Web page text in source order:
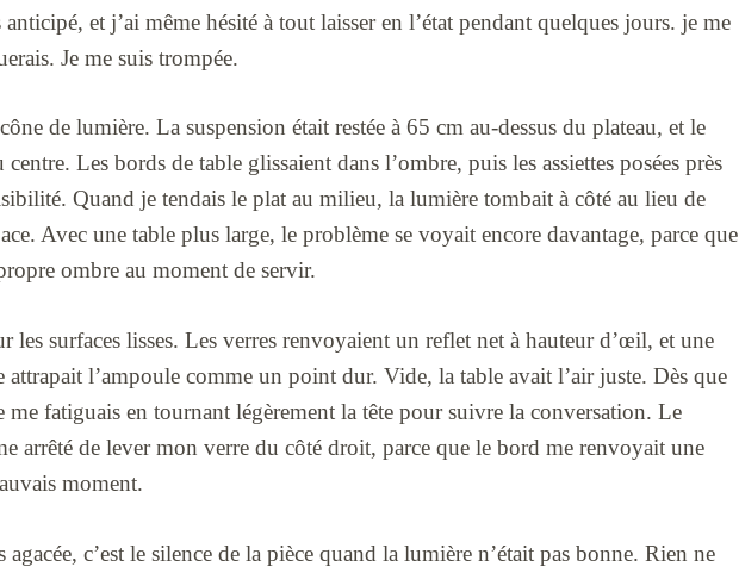
anticipé, et j’ai même hésité à tout laisser en l’état pendant quelques jours. je me
Je me suis trompée.
de lumière. La suspension était restée à 65 cm au-dessus du plateau, et le
Les bords de table glissaient dans l’ombre, puis les assiettes posées près
Quand je tendais le plat au milieu, la lumière tombait à côté au lieu de
Avec une table plus large, le problème se voyait encore davantage, parce que
ombre au moment de servir.
les surfaces lisses. Les verres renvoyaient un reflet net à hauteur d’œil, et une
attrapait l’ampoule comme un point dur. Vide, la table avait l’air juste. Dès que
fatiguais en tournant légèrement la tête pour suivre la conversation. Le
arrêté de lever mon verre du côté droit, parce que le bord me renvoyait une
moment.
c’est le silence de la pièce quand la lumière n’était pas bonne. Rien ne